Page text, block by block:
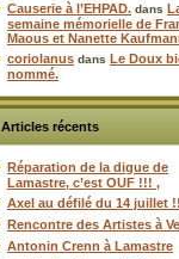
Causerie à l’EHPAD. dans
semaine mémorielle de
Maous et Nanette
coriolanus dans Le Doux
nommé.
Articles récents
Réparation de la digue de
Lamastre, c’est OUF !!! ,
Axel au défilé du 14 juillet
Rencontre des Artistes à
Antonin Crenn à Lamastre